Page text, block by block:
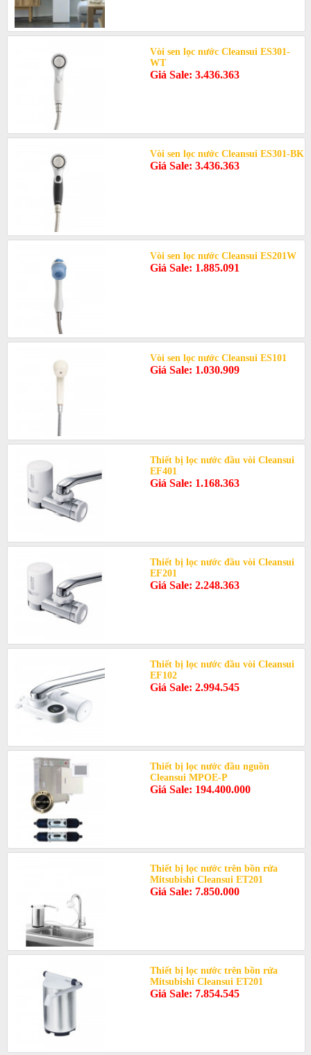
Vòi sen lọc nước Cleansui ES301-
WT
Giá Sale: 3.436.363
Vòi sen lọc nước Cleansui ES301-BK
Giá Sale: 3.436.363
Vòi sen lọc nước Cleansui ES201W
Giá Sale: 1.885.091
Vòi sen lọc nước Cleansui ES101
Giá Sale: 1.030.909
Thiết bị lọc nước đầu vòi Cleansui
EF401
Giá Sale: 1.168.363
Thiết bị lọc nước đầu vòi Cleansui
EF201
Giá Sale: 2.248.363
Thiết bị lọc nước đầu vòi Cleansui
EF102
Giá Sale: 2.994.545
Thiết bị lọc nước đầu nguồn
Cleansui MPOE-P
Giá Sale: 194.400.000
Thiết bị lọc nước trên bồn rửa
Mitsubishi Cleansui ET201
Giá Sale: 7.850.000
Thiết bị lọc nước trên bồn rửa
Mitsubishi Cleansui ET201
Giá Sale: 7.854.545